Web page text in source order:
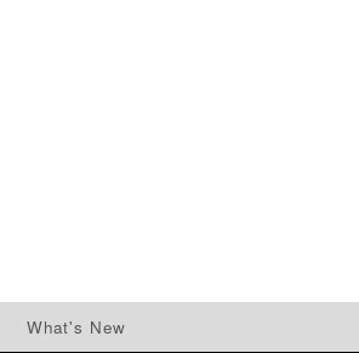
What's New